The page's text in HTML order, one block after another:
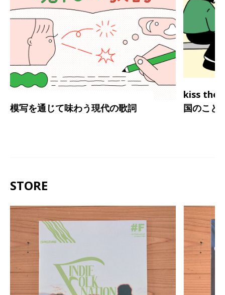
模写を通じて味わう現代の歌詞
kiss the
国のこと
STORE